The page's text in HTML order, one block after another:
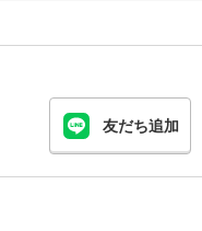
友だち追加